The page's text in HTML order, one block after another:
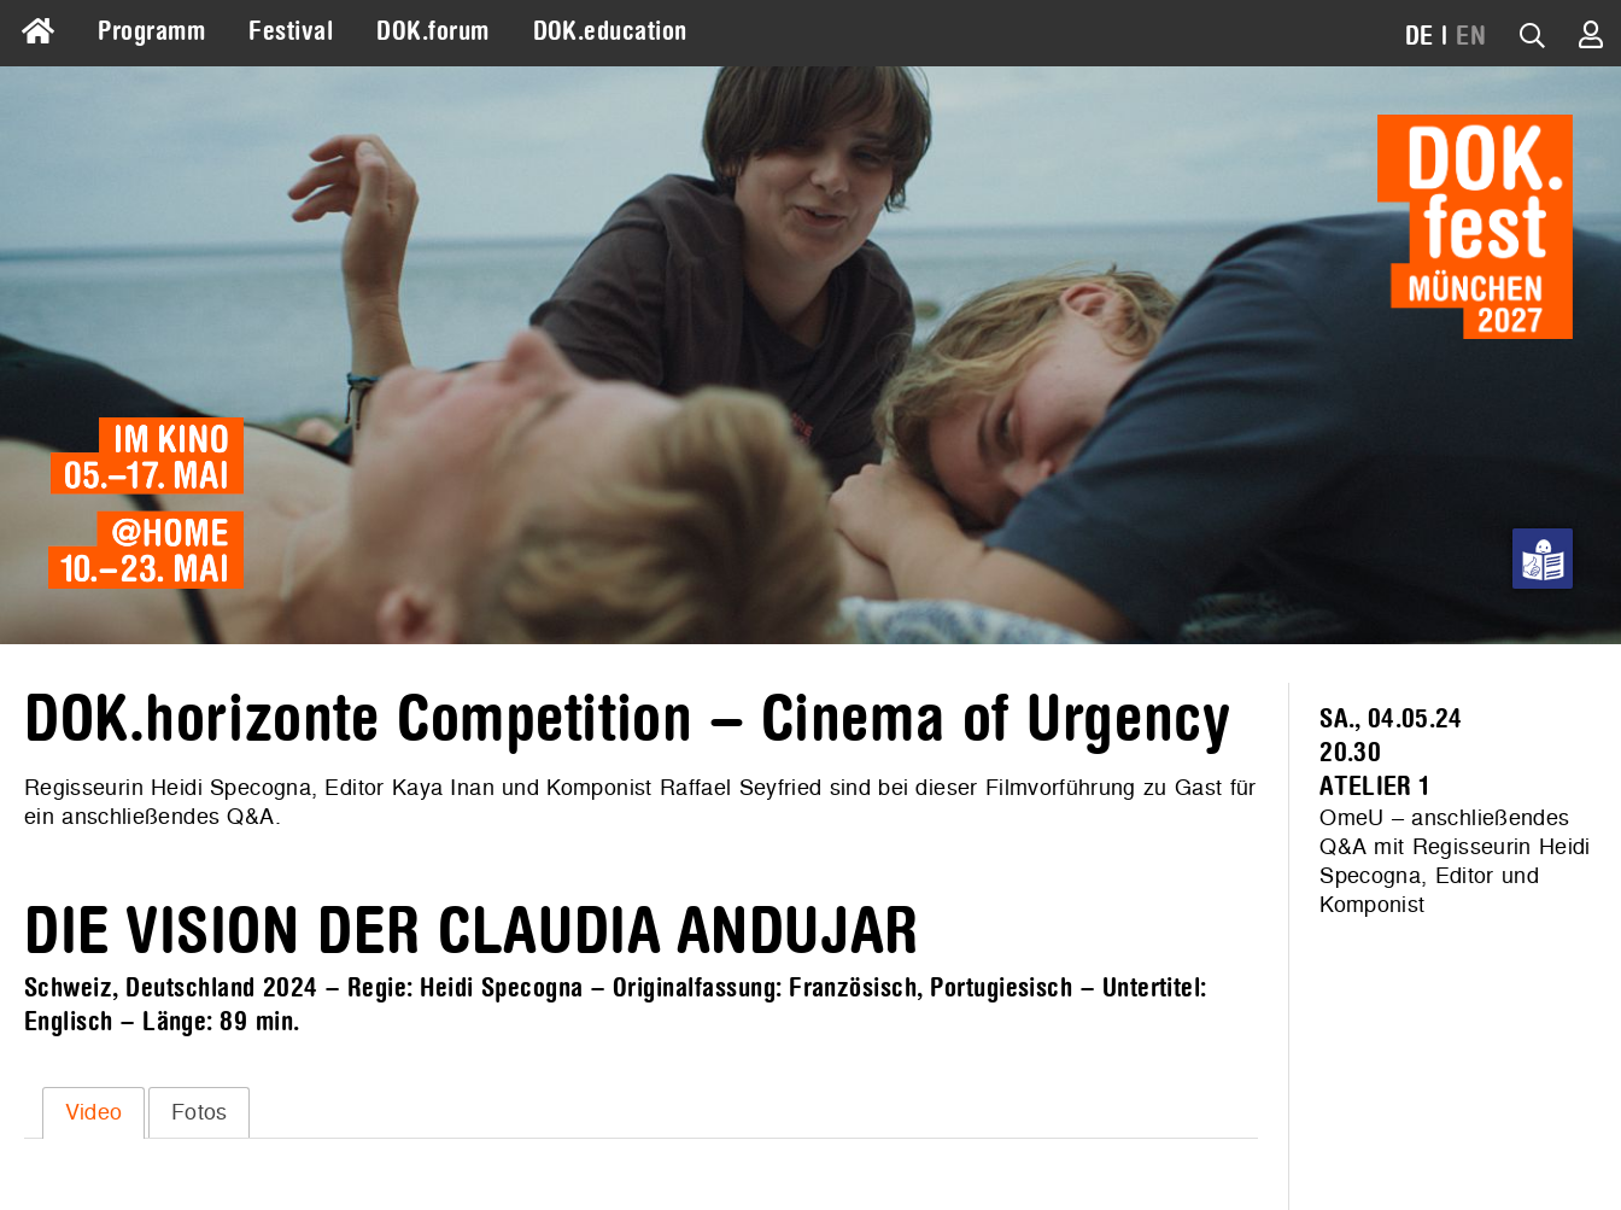
Programm Festival DOK.forum DOK.education DE | EN
DOK.horizonte Competition – Cinema of Urgency
Regisseurin Heidi Specogna, Editor Kaya Inan und Komponist Raffael Seyfried sind bei dieser Filmvorführung zu Gast für
ein anschließendes Q&A.
DIE VISION DER CLAUDIA ANDUJAR
Schweiz, Deutschland 2024 – Regie: Heidi Specogna – Originalfassung: Französisch, Portugiesisch – Untertitel:
Englisch – Länge:89 min.
Video Fotos
SA., 04.05.24
20.30
ATELIER 1
OmeU – anschließendes
Q&A mit Regisseurin Heidi
Specogna, Editor und
Komponist